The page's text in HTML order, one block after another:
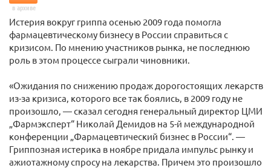
в архиве
Истерия вокруг гриппа осенью 2009 года помогла
фармацевтическому бизнесу в России справиться с
кризисом. По мнению участников рынка, не последнюю
роль в этом процессе сыграли чиновники.
«Ожидания по снижению продаж дорогостоящих лекарств
из-за кризиса, которого все так боялись, в 2009 году не
произошло, — сказал сегодня генеральный директор ЦМИ
„Фармэксперт“ Николай Демидов на 5-й международной
конференции „Фармацевтический бизнес в России“. —
Гриппозная истерика в ноябре придала импульс рынку и
ажиотажному спросу на лекарства. Причем это произошло